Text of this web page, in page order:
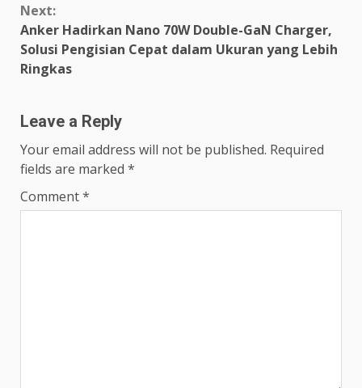
Next:
Anker Hadirkan Nano 70W Double-GaN Charger,
Solusi Pengisian Cepat dalam Ukuran yang Lebih
Ringkas
Leave a Reply
Your email address will not be published. Required
fields are marked *
Comment*